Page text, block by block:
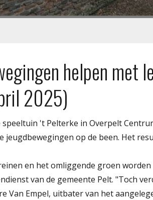
helpen met
2025)
't Pelterke in Overpelt
jeugdbewegingen op de been. Het
en het omliggende groen
van de gemeente Pelt. "Toch
Van Empel, uitbater van het